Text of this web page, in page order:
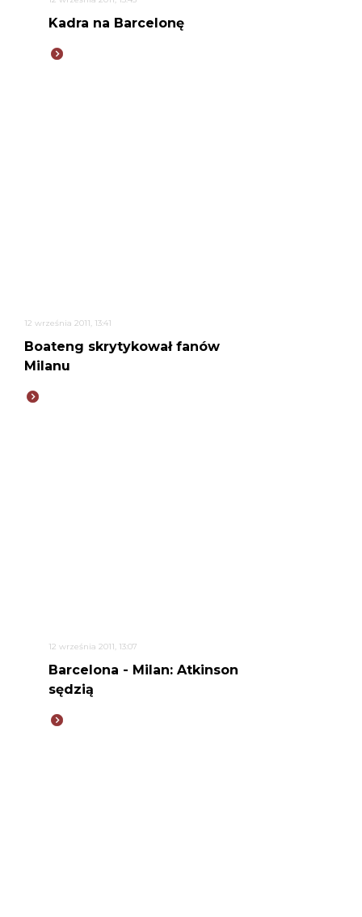
Kadra na Barcelonę
12 września 2011, 13:41
Boateng skrytykował fanów
Milanu
12 września 2011, 13:07
Barcelona - Milan: Atkinson
sędzią